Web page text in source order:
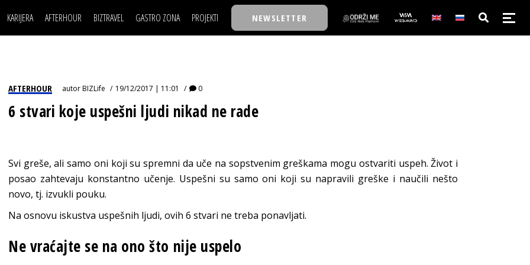
KARIJERA
MOJ UGAO
USAVRŠAVANJE
AFTERHOUR
STIL
BIZTRAVEL GASTRO ZONA PROJEKTI
BACK TO OFFICE/SCHOOL
BIZKOLEGIJUM
BMW BIZNIS LIGA
NEWSLETTER
POSAO
USAVRŠAVANJE
KNOW-HOW
FILM I SCENA
STIL
WELLBEING
NAJKOLEGA
BIZBENDOVI
BIZLIFE WEEK
AFTERHOUR autorBIZLife 19/12/2017 | 11:01 0
6 stvari koje uspešni ljudi nikad ne rade
Svi greše, ali samo oni koji su spremni da uče na sopstvenim greškama mogu ostvariti uspeh. Život i
posao zahtevaju konstantno učenje. Uspešni su samo oni koji su napravili greške i naučili nešto
novo, tj. izvukli pouku.
Na osnovu iskustva uspešnih ljudi, ovih 6 stvari ne treba ponavljati.
Ne vraćajte se na ono što nije uspelo